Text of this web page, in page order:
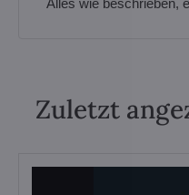
Zuletzt